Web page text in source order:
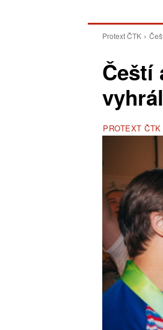
Protext ČTK
Čeští
PROTEXT ČTK